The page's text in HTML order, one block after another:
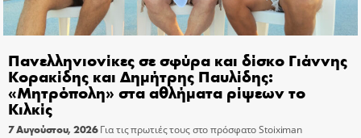
Πανελληνιονίκες σε σφύρα και δίσκο Γιάννης
Κορακίδης και Δημήτρης Παυλίδης:
«Μητρόπολη» στα αθλήματα ρίψεων το
Κιλκίς
7 Αυγούστου, 2026 Για τις πρωτιές τους στο πρόσφατο Stoiximan